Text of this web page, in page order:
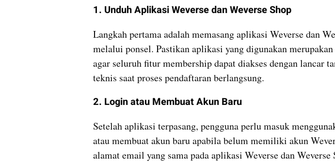
1. Unduh Aplikasi Weverse dan Weverse Shop
Langkah pertama adalah memasang aplikasi Weverse dan
melalui ponsel. Pastikan aplikasi yang digunakan
agar seluruh fitur membership dapat diakses dengan lancar
teknis saat proses pendaftaran berlangsung.
2. Login atau Membuat Akun Baru
Setelah aplikasi terpasang, pengguna perlu masuk
atau membuat akun baru apabila belum memiliki akun
alamat email yang sama pada aplikasi Weverse dan Weverse